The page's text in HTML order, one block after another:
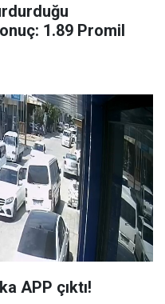
1.89 Promil
APP çıktı!